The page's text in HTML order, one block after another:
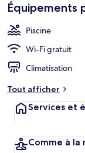
Équipements
Piscine
Wi-Fi gratuit
Climatisation
Tout afficher
Services et
Comme à la